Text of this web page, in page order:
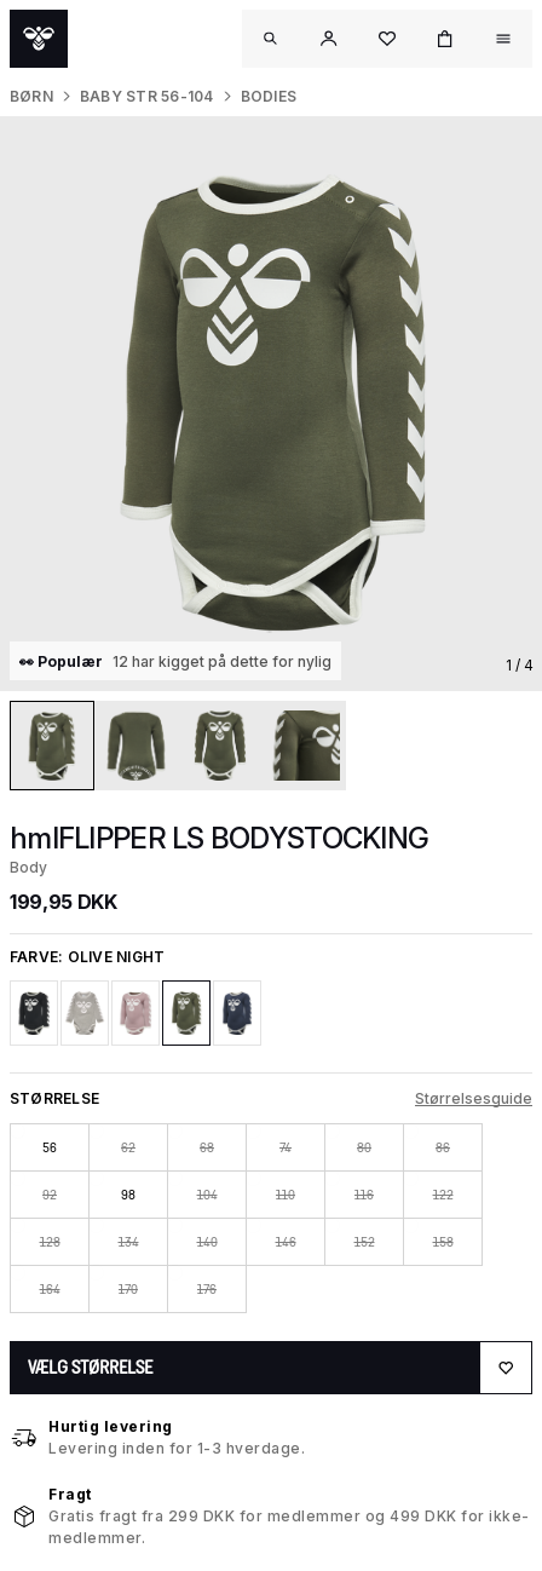
BØRN BABY STR 56-104 BODIES
👀 Populær 12 har kigget på dette for nylig 1 / 4
hmlFLIPPER LS BODYSTOCKING
Body
199,95 DKK
FARVE: OLIVE NIGHT
STØRRELSE Størrelsesguide
56 62 68 74 80 86
92 98 104 110 116 122
128 134 140 146 152 158
164 170 176
VÆLG STØRRELSE
Hurtig levering
Levering inden for 1-3 hverdage.
Fragt
Gratis fragt fra 299 DKK for medlemmer og 499 DKK for ikke-
medlemmer.